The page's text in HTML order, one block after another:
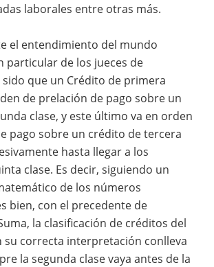
laborales entre otras más.
el entendimiento del mundo
particular de los jueces de
sido que un Crédito de primera
de prelación de pago sobre un
clase, y este último va en orden
pago sobre un crédito de tercera
hasta llegar a los
clase. Es decir, siguiendo un
de los números
bien, con el precedente de
la clasificación de créditos del
su correcta interpretación conlleva
la segunda clase vaya antes de la